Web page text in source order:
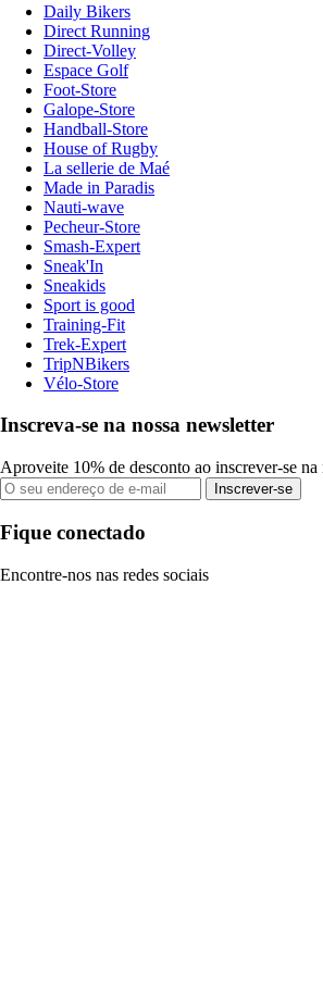
Daily Bikers
Direct Running
Direct-Volley
Espace Golf
Foot-Store
Galope-Store
Handball-Store
House of Rugby
La sellerie de Maé
Made in Paradis
Nauti-wave
Pecheur-Store
Smash-Expert
Sneak'In
Sneakids
Sport is good
Training-Fit
Trek-Expert
TripNBikers
Vélo-Store
Inscreva-se na nossa newsletter
Aproveite 10% de desconto ao inscrever-se na
Inscrever-se
Fique conectado
Encontre-nos nas redes sociais